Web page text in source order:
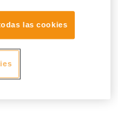
las cookies